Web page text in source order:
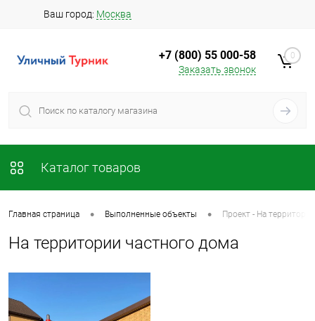
Ваш город: Москва
+7 (800) 55 000-58
Заказать звонок
0
Каталог товаров
Главная страница • Выполненные объекты • Проект - На
На территории частного дома